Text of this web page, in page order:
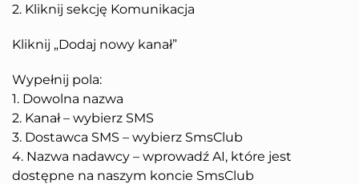
2. Kliknij sekcję Komunikacja
Kliknij „Dodaj nowy kanał”
Wypełnij pola:
1. Dowolna nazwa
2. Kanał – wybierz SMS
3. Dostawca SMS – wybierz SmsClub
4. Nazwa nadawcy – wprowadź AI, które jest
dostępne na naszym koncie SmsClub